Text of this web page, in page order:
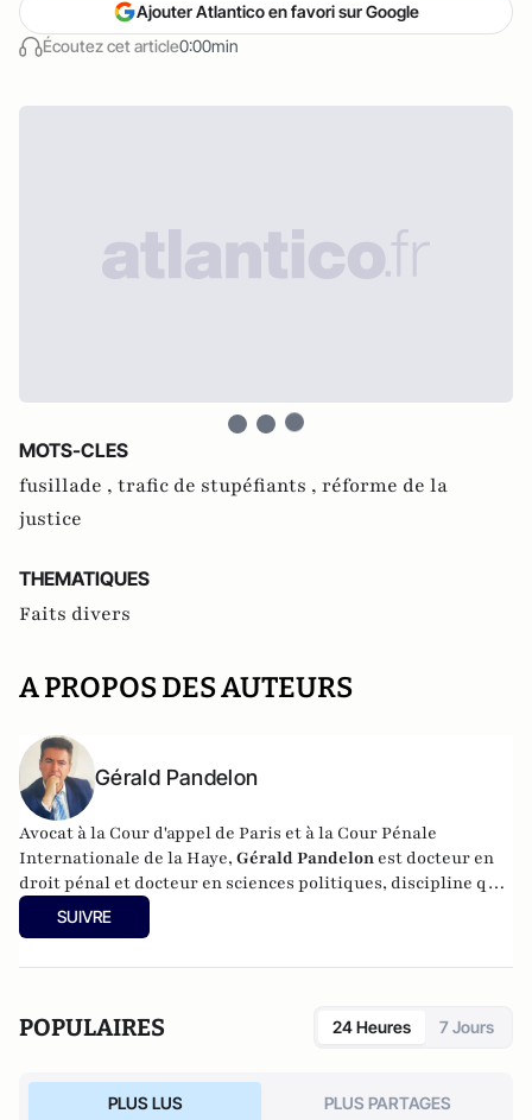
Écoutez cet article0:00min
Ajouter Atlantico en favori sur Google
MOTS-CLES
fusillade , trafic de stupéfiants , réforme de la
justice
THEMATIQUES
Faits divers
A PROPOS DES AUTEURS
Gérald Pandelon
Avocat à la Cour d'appel de Paris et à la Cour Pénale
Internationale de la Haye, Gérald Pandelon est docteur en
droit pénal et docteur en sciences politiques, discipline qu'il
a enseignée pendant 15 ans. Gérald Pandelon est Président
de l'Association française des professionnels de la justice et
pénale; publié aux éditions Valensin (2015),La face cachée
métier d'avocat en France(PUF, 2017) et
(Max Milo, 2020).
SUIVRE
POPULAIRES 24 Heures 7 Jours
PLUS LUS PLUS PARTAGES